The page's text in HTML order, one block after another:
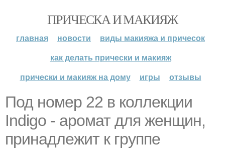
ПРИЧЕСКА И МАКИЯЖ
главная новости
виды макияжа и причесок
как делать прически и макияж
прически и макияж на дому
игры отзывы
Под номер 22 в коллекции
Indigo - аромат для женщин,
принадлежит к группе